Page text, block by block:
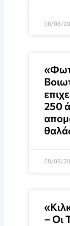
08/08/
250
08/08/
– Οι